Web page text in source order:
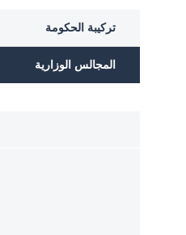
Actions
gouvernementale
تركيبة الحكومة
المجالس الوزارية